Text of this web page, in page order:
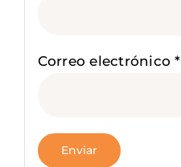
Correo electrónico*